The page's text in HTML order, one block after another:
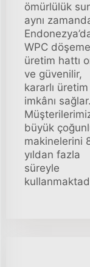
ömürlülük
aynı
WPC döşeme
üretim hattı
ve güvenilir,
kararlı üretim
imkânı sağlar.
büyük
makinelerini
yıldan fazla
süreyle